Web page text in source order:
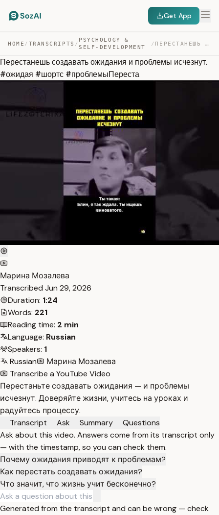
Get App
HOME / TRANSCRIPTS /
PSYCHOLOGY &
SELF-DEVELOPMENT
/ ПЕРЕСТАНЕШЬ СОЗДАВАТЬ ОЖИДАНИЯ И ПРОБЛЕМЫ ИСЧЕЗНУТ. #ОЖ… — TRANSCRIPT
Перестанешь создавать ожидания и проблемы исчезнут.
#ожидая #шортс #проблемыПереста
Марина Мозалева
Transcribed Jun 29, 2026
Duration: 1:24
Words: 221
Reading time: 2 min
Language: Russian
Speakers: 1
Russian
Марина Мозалева
Transcribe a YouTube Video
Перестаньте создавать ожидания — и проблемы
исчезнут. Доверяйте жизни, учитесь на уроках и
радуйтесь процессу.
Transcript
Ask Summary
Questions
Ask about this video. Answers come from its transcript only
— with the timestamp, so you can check them.
Почему ожидания приводят к проблемам?
Как перестать создавать ожидания?
Что значит, что жизнь учит бесконечно?
Generated from the transcript and can be wrong — check